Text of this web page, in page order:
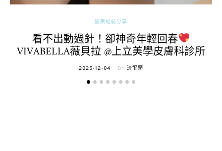
醫美經驗分享
看不出動過針！卻神奇年輕回春
VIVABELLA薇貝拉 @上立美學皮膚科診所
POSTED
2025-12-04 BY 流氓顆